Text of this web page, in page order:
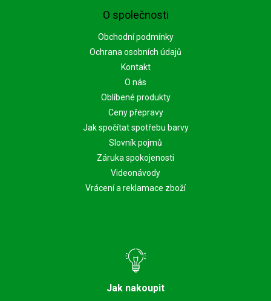
O společnosti
Obchodní podmínky
Ochrana osobních údajů
Kontakt
O nás
Oblíbené produkty
Ceny přepravy
Jak spočítat spotřebu barvy
Slovník pojmů
Záruka spokojenosti
Videonávody
Vrácení a reklamace zboží
Jak nakoupit